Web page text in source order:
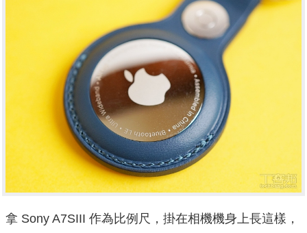
拿 Sony A7SIII 作為比例尺，掛在相機機身上長這樣，